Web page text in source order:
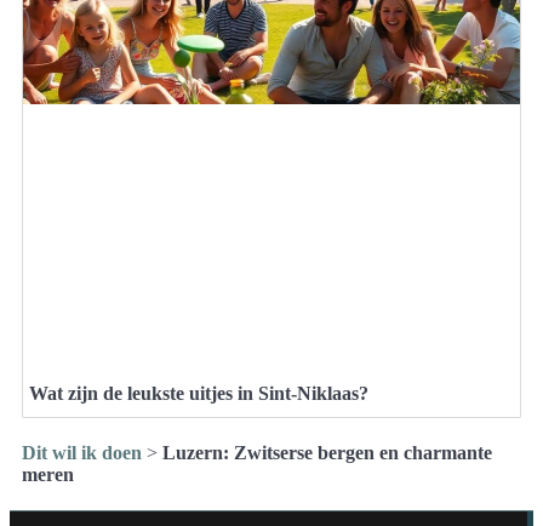
Wat zijn de leukste uitjes in Sint-Niklaas?
Dit wil ik doen > Luzern: Zwitserse bergen en charmante
meren